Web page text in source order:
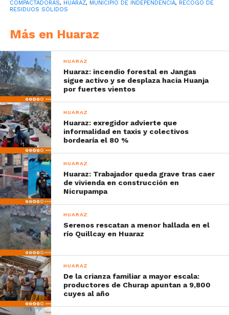
COMPACTADORAS, HUARAZ, MUNICIPIO DE INDEPENDENCIA, RECOGO DE
RESIDUOS SÓLIDOS
Más en Huaraz
HUARAZ
Huaraz: incendio forestal en Jangas
sigue activo y se desplaza hacia Huanja
por fuertes vientos
HUARAZ
Huaraz: exregidor advierte que
informalidad en taxis y colectivos
bordearía el 80 %
HUARAZ
Huaraz: Trabajador queda grave tras caer
de vivienda en construcción en
Nicrupampa
HUARAZ
Serenos rescatan a menor hallada en el
río Quillcay en Huaraz
HUARAZ
De la crianza familiar a mayor escala:
productores de Churap apuntan a 9,800
cuyes al año